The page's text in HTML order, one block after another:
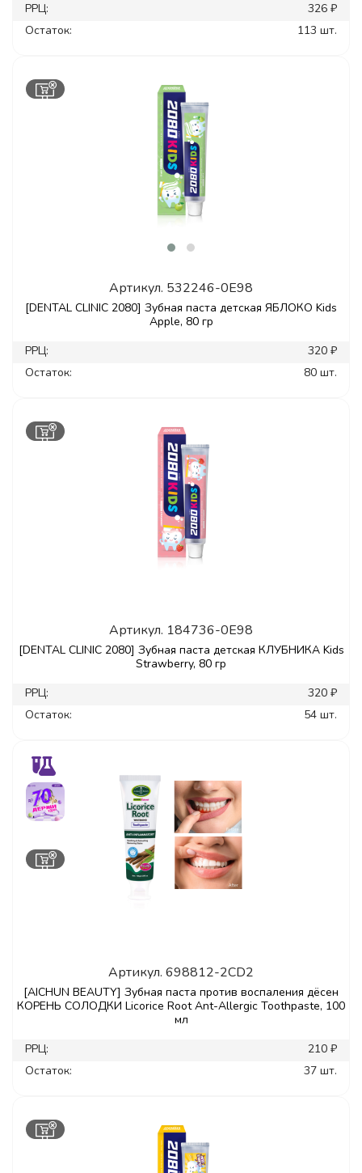
РРЦ:
326 ₽
Остаток:
113 шт.
Артикул. 532246-0E98
[DENTAL CLINIC 2080] Зубная паста детская ЯБЛОКО Kids
Apple, 80 гр
РРЦ:
320 ₽
Остаток:
80 шт.
Артикул. 184736-0E98
[DENTAL CLINIC 2080] Зубная паста детская КЛУБНИКА Kids
Strawberry, 80 гр
РРЦ:
320 ₽
Остаток:
54 шт.
Артикул. 698812-2CD2
[AICHUN BEAUTY] Зубная паста против воспаления дёсен
КОРЕНЬ СОЛОДКИ Licorice Root Ant-Allergic Toothpaste, 100
мл
РРЦ:
210 ₽
Остаток:
37 шт.